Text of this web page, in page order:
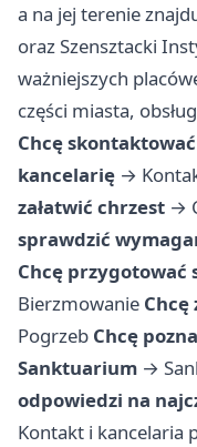
a na jej terenie
oraz Szensztacki
ważniejszych
części miasta,
Chcę
kancelarię →
załatwić chrzest →
sprawdzić
Chcę przygotować
Bierzmowanie
Pogrzeb Chcę
Sanktuarium →
odpowiedzi na
Kontakt i kancelaria